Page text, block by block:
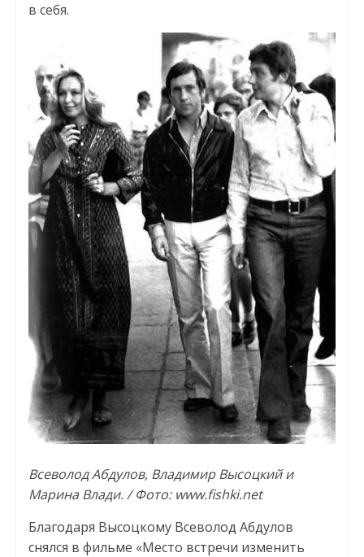
в себя.
Всеволод Абдулов, Владимир Высоцкий и
Марина Влади. / Фото: www.fishki.net
Благодаря Высоцкому Всеволод Абдулов
снялся в фильме «Место встречи изменить